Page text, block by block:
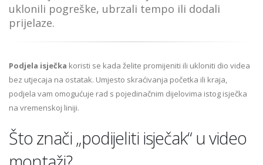
uklonili pogreške, ubrzali tempo ili dodali
prijelaze.
Podjela isječka koristi se kada želite promijeniti ili ukloniti dio videa
bez utjecaja na ostatak. Umjesto skraćivanja početka ili kraja,
podjela vam omogućuje rad s pojedinačnim dijelovima istog isječka
na vremenskoj liniji.
Što znači „podijeliti isječak“ u video